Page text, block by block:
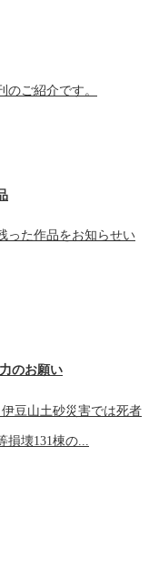
ご紹介です。
った作品をお知らせい
のお願い
豆山土砂災害では死者
壊131棟の...